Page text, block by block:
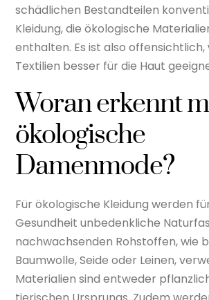
schädlichen Bestandteilen
Kleidung, die ökologische
enthalten. Es ist also offensichtlich,
Textilien besser für die Haut
Woran erkennt
ökologische
Damenmode?
Für ökologische Kleidung werden
Gesundheit unbedenkliche
nachwachsenden Rohstoffen, wie
Baumwolle, Seide oder Leinen,
Materialien sind entweder